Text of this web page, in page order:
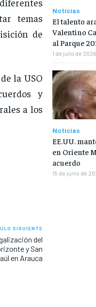
temas
de
la USO
y
a los
SIGUIENTE
del
y San
en Arauca
Noticias
El talento
Valentino
al Parque
1 de julio de 2026
Noticias
EE.UU.
en Oriente
acuerdo
15 de junio de